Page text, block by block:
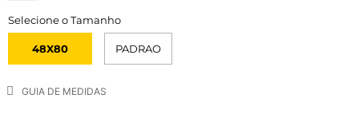
48X80 PADRAO
GUIA DE MEDIDAS